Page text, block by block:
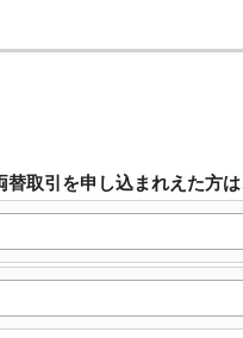
取引を申し込まれえた方